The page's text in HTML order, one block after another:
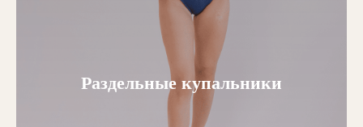
Раздельные купальники